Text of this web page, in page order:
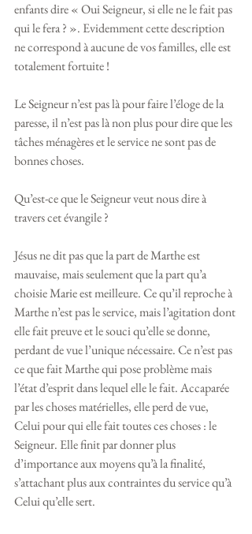
enfants dire « Oui Seigneur, si elle ne le fait pas
qui le fera ? ». Evidemment cette description
ne correspond à aucune de vos familles, elle est
totalement fortuite !
Le Seigneur n’est pas là pour faire l’éloge de la
paresse, il n’est pas là non plus pour dire que les
tâches ménagères et le service ne sont pas de
bonnes choses.
Qu’est-ce que le Seigneur veut nous dire à
travers cet évangile ?
Jésus ne dit pas que la part de Marthe est
mauvaise, mais seulement que la part qu’a
choisie Marie est meilleure. Ce qu’il reproche à
Marthe n’est pas le service, mais l’agitation dont
elle fait preuve et le souci qu’elle se donne,
perdant de vue l’unique nécessaire. Ce n’est pas
ce que fait Marthe qui pose problème mais
l’état d’esprit dans lequel elle le fait. Accaparée
par les choses matérielles, elle perd de vue,
Celui pour qui elle fait toutes ces choses : le
Seigneur. Elle finit par donner plus
d’importance aux moyens qu’à la finalité,
s’attachant plus aux contraintes du service qu’à
Celui qu’elle sert.